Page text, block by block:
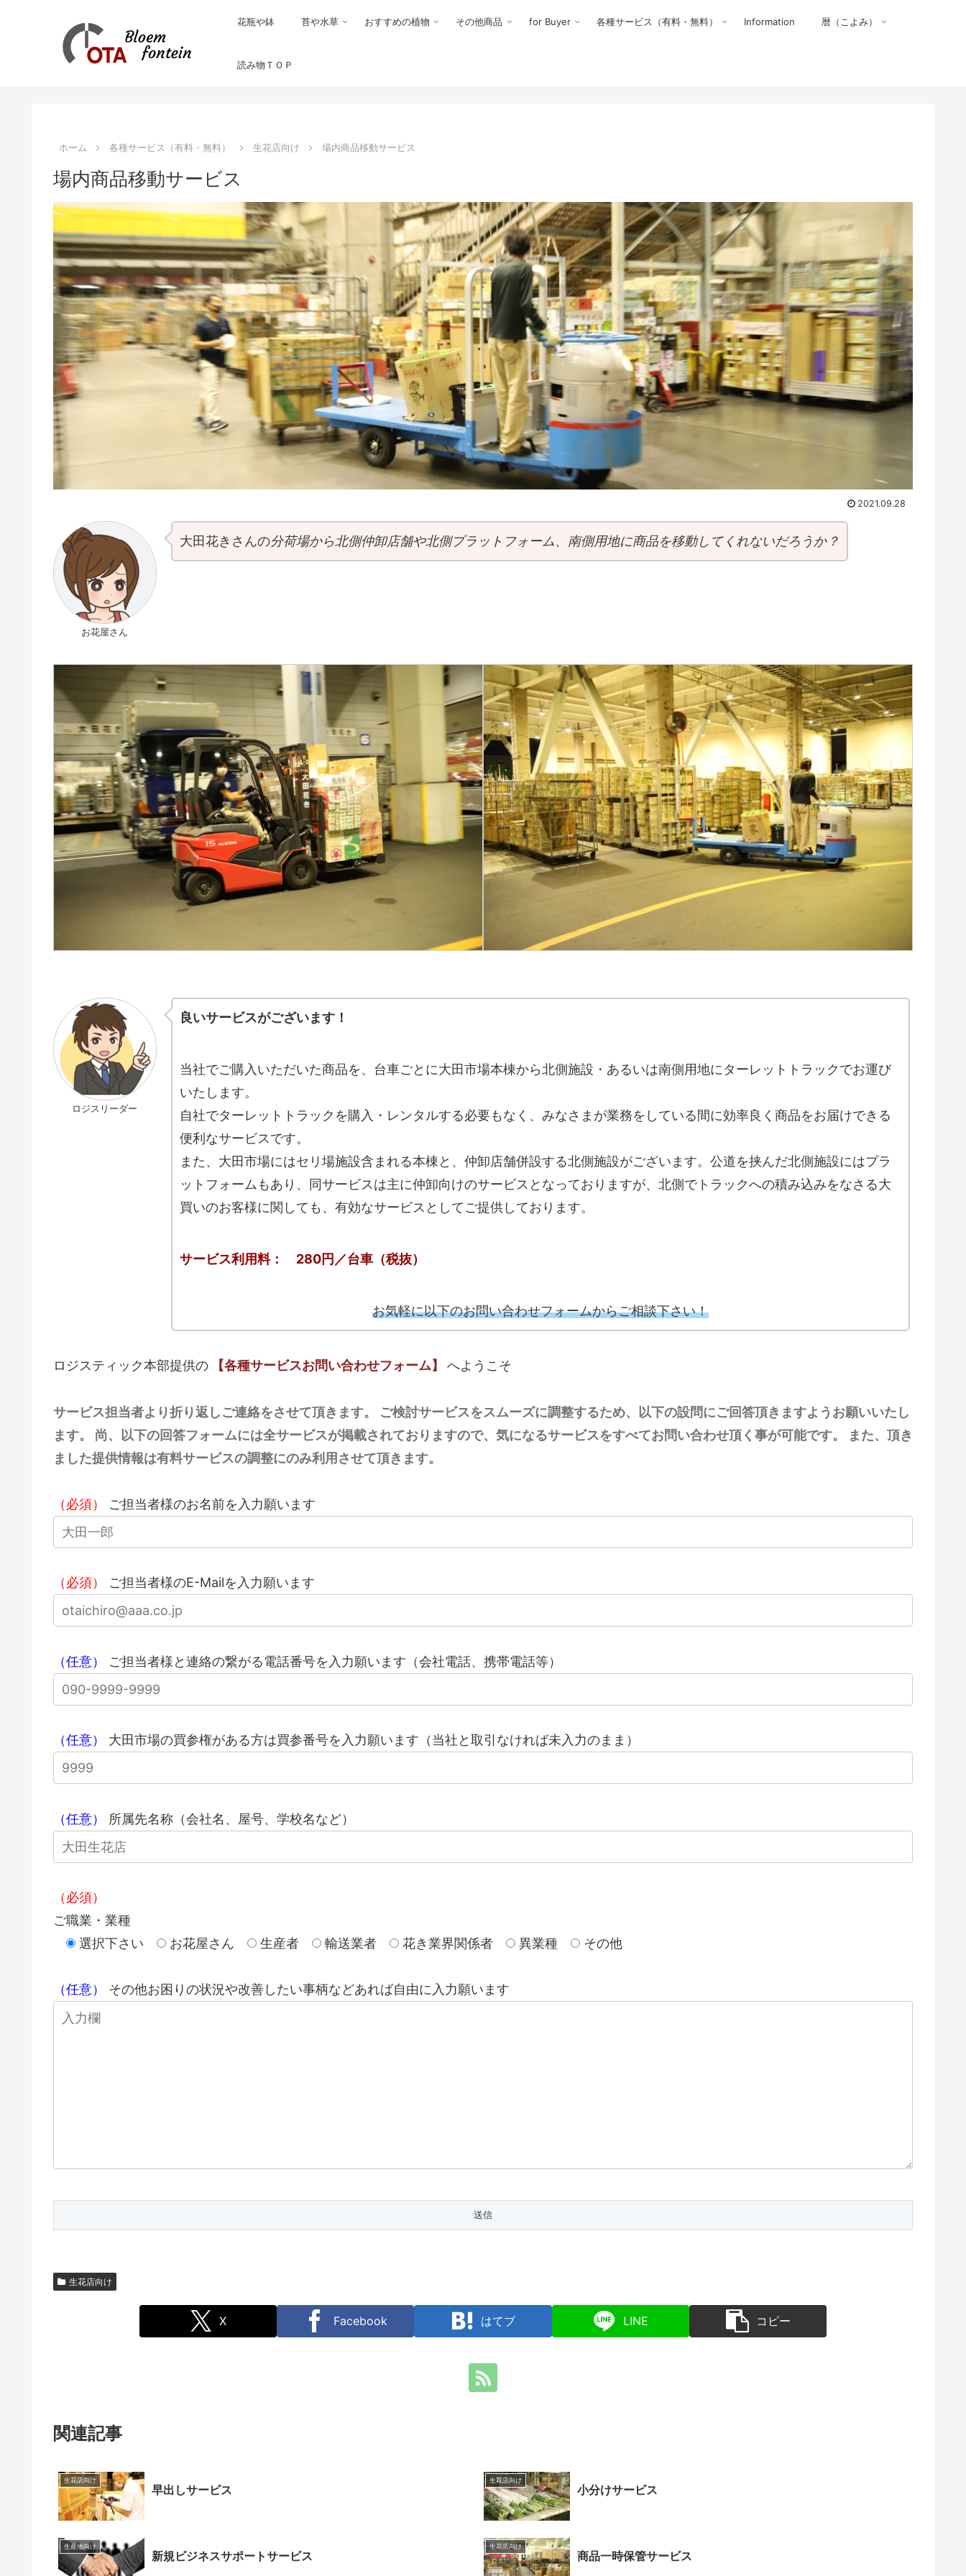
花瓶や鉢 苔や水草 おすすめの植物 その他商品 for Buyer 各種サービス（有料・無料） Information 暦（こよみ）
読み物ＴＯＰ
ホーム 各種サービス（有料・無料） 生花店向け 場内商品移動サービス
場内商品移動サービス
2021.09.28
お花屋さん
大田花きさんの分荷場から北側仲卸店舗や北側プラットフォーム、南側用地に商品を移動してくれないだろうか？
ロジスリーダー
良いサービスがございます！
当社でご購入いただいた商品を、台車ごとに大田市場本棟から北側施設・あるいは南側用地にターレットトラックでお運び
いたします。
自社でターレットトラックを購入・レンタルする必要もなく、みなさまが業務をしている間に効率良く商品をお届けできる
便利なサービスです。
また、大田市場にはセリ場施設含まれる本棟と、仲卸店舗併設する北側施設がございます。公道を挟んだ北側施設にはプラ
ットフォームもあり、同サービスは主に仲卸向けのサービスとなっておりますが、北側でトラックへの積み込みをなさる大
買いのお客様に関しても、有効なサービスとしてご提供しております。
サービス利用料： 280円／台車（税抜）
お気軽に以下のお問い合わせフォームからご相談下さい！
ロジスティック本部提供の 【各種サービスお問い合わせフォーム】 へようこそ
サービス担当者より折り返しご連絡をさせて頂きます。 ご検討サービスをスムーズに調整するため、以下の設問にご回答頂きますようお願いいたし
ます。 尚、以下の回答フォームには全サービスが掲載されておりますので、気になるサービスをすべてお問い合わせ頂く事が可能です。 また、頂き
ました提供情報は有料サービスの調整にのみ利用させて頂きます。
（必須） ご担当者様のお名前を入力願います
（必須） ご担当者様のE-Mailを入力願います
（任意） ご担当者様と連絡の繋がる電話番号を入力願います（会社電話、携帯電話等）
（任意） 大田市場の買参権がある方は買参番号を入力願います（当社と取引なければ未入力のまま）
（任意） 所属先名称（会社名、屋号、学校名など）
（必須）
ご職業・業種
選択下さい
お花屋さん 生産者 輸送業者 花き業界関係者 異業種 その他
（任意） その他お困りの状況や改善したい事柄などあれば自由に入力願います
生花店向け
X Facebook はてブ LINE コピー
関連記事
生花店向け
早出しサービス
生花店向け
小分けサービス
生産地向け
新規ビジネスサポートサービス
生花店向け
商品一時保管サービス